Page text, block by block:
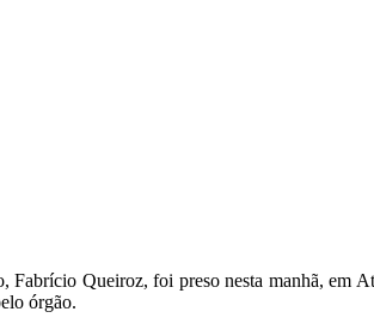
Queiroz, foi preso nesta manhã, em
órgão.